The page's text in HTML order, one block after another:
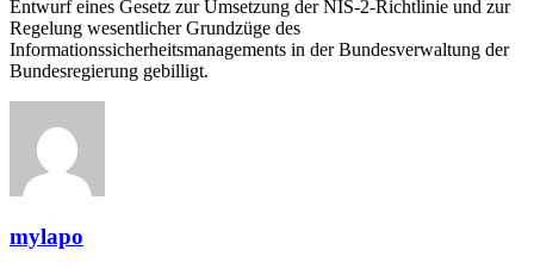
Entwurf eines Gesetz zur Umsetzung der NIS-2-Richtlinie und zur
Regelung wesentlicher Grundzüge des
Informationssicherheitsmanagements in der Bundesverwaltung der
Bundesregierung gebilligt.
mylapo